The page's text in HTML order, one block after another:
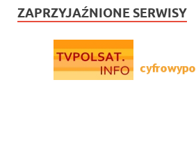
ZAPRZYJAŹNIONE SERWISY